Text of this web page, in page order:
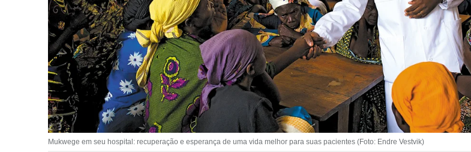
Mukwege em seu hospital: recuperação e esperança de uma vida melhor para suas pacientes (Foto: Endre Vestvik)